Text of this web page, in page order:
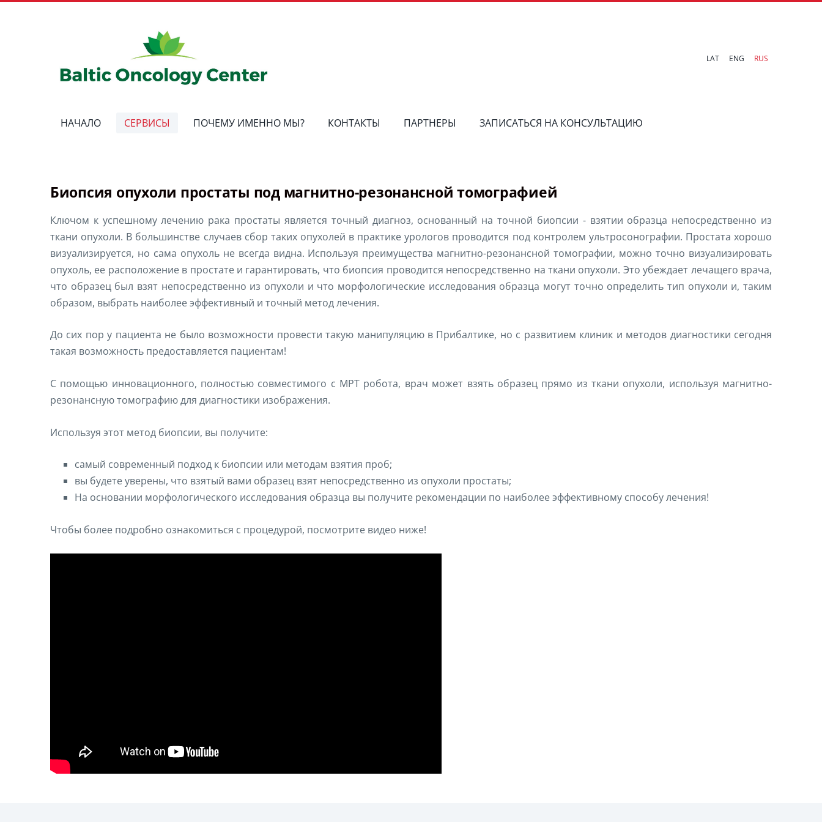
НАЧАЛО СЕРВИСЫ ПОЧЕМУ ИМЕННО МЫ? КОНТАКТЫ ПАРТНЕРЫ ЗАПИСАТЬСЯ НА КОНСУЛЬТАЦИЮ
LAT ENG RUS
Биопсия опухоли простаты под магнитно-резонансной томографией
Ключом к успешному лечению рака простаты является точный диагноз, основанный на точной биопсии - взятии образца непосредственно из
ткани опухоли. В большинстве случаев сбор таких опухолей в практике урологов проводится под контролем ультросонографии. Простата хорошо
визуализируется, но сама опухоль не всегда видна. Используя преимущества магнитно-резонансной томографии, можно точно визуализировать
опухоль, ее расположение в простате и гарантировать, что биопсия проводится непосредственно на ткани опухоли. Это убеждает лечащего врача,
что образец был взят непосредственно из опухоли и что морфологические исследования образца могут точно определить тип опухоли и, таким
образом, выбрать наиболее эффективный и точный метод лечения.
До сих пор у пациента не было возможности провести такую манипуляцию в Прибалтике, но с развитием клиник и методов диагностики сегодня
такая возможность предоставляется пациентам!
С помощью инновационного, полностью совместимого с МРТ робота, врач может взять образец прямо из ткани опухоли, используя магнитно-
резонансную томографию для диагностики изображения.
Используя этот метод биопсии, вы получите:
самый современный подход к биопсии или методам взятия проб;
вы будете уверены, что взятый вами образец взят непосредственно из опухоли простаты;
На основании морфологического исследования образца вы получите рекомендации по наиболее эффективному способу лечения!
Чтобы более подробно ознакомиться с процедурой, посмотрите видео ниже!